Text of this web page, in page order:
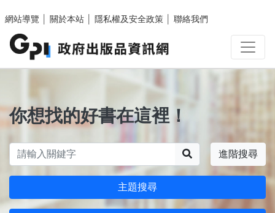
網站導覽
關於本站 隱私權及安全政策 聯絡我們
你想找的好書在這裡！
進階搜尋
主題搜尋